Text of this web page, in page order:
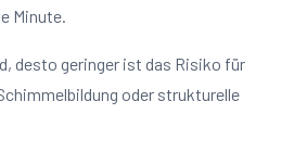
Minute.
desto geringer ist das Risiko für
oder strukturelle